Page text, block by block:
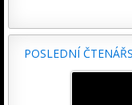
POSLEDNÍ